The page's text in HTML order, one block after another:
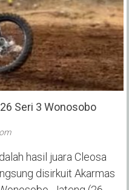
Seri 3 Wonosobo
hasil juara Cleosa
disirkuit Akarmas